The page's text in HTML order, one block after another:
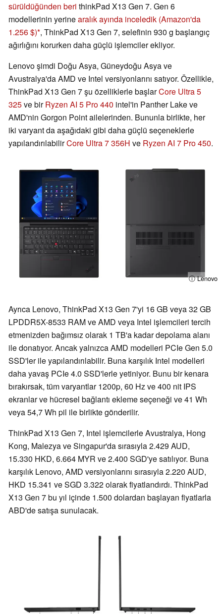
sürüldüğünden beri thinkPad X13 Gen 7. Gen 6
modellerinin yerinearalık ayında inceledik (Amazon'da
1.256 $) , ThinkPad X13 Gen 7, selefinin 930 g başlangıç
ağırlığını korurken daha güçlü işlemciler ekliyor.
Lenovo şimdi Doğu Asya, Güneydoğu Asya ve
Avustralya'da AMD ve Intel versiyonlarını satıyor. Özellikle,
ThinkPad X13 Gen 7 şu özelliklerle başlarCore Ultra 5
325ve birRyzen AI 5 Pro 440 intel'in Panther Lake ve
AMD'nin Gorgon Point ailelerinden. Bununla birlikte, her
iki varyant da aşağıdaki gibi daha güçlü seçeneklerle
yapılandırılabilirCore Ultra 7 356H ve Ryzen AI 7 Pro 450.
ⓘ Lenovo
Ayrıca Lenovo, ThinkPad X13 Gen 7'yi 16 GB veya 32 GB
LPDDR5X-8533 RAM ve AMD veya Intel işlemcileri tercih
etmenizden bağımsız olarak 1 TB'a kadar depolama alanı
ile donatıyor. Ancak yalnızca AMD modelleri PCIe Gen 5.0
SSD'ler ile yapılandırılabilir. Buna karşılık Intel modelleri
daha yavaş PCIe 4.0 SSD'lerle yetiniyor. Bunu bir kenara
bırakırsak, tüm varyantlar 1200p, 60 Hz ve 400 nit IPS
ekranlar ve hücresel bağlantı ekleme seçeneği ve 41 Wh
veya 54,7 Wh pil ile birlikte gönderilir.
ThinkPad X13 Gen 7, Intel işlemcilerle Avustralya, Hong
Kong, Malezya ve Singapur'da sırasıyla 2.429 AUD,
15.330 HKD, 6.664 MYR ve 2.400 SGD'ye satılıyor. Buna
karşılık Lenovo, AMD versiyonlarını sırasıyla 2.220 AUD,
HKD 15.341 ve SGD 3.322 olarak fiyatlandırdı. ThinkPad
X13 Gen 7 bu yıl içinde 1.500 dolardan başlayan fiyatlarla
ABD'de satışa sunulacak.